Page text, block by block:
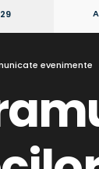
evenimente